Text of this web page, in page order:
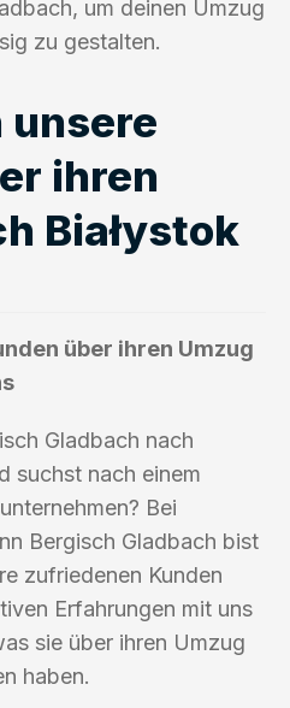
um deinen Umzug
zu gestalten.
unsere
ihren
Białystok
über ihren Umzug
Gladbach nach
suchst nach einem
Bei
Bergisch Gladbach bist
zufriedenen Kunden
Erfahrungen mit uns
sie über ihren Umzug
haben.